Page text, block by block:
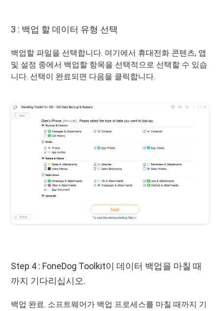
3 : 백업 할 데이터 유형 선택
백업할 파일을 선택합니다. 여기에서 휴대전화 콘텐츠, 앱
및 설정 중에서 백업할 항목을 선택적으로 선택할 수 있습
니다. 선택이 완료되면 다음을 클릭합니다.
Step 4 : FoneDog Toolkit이 데이터 백업을 마칠 때
까지 기다리십시오.
백업 완료. 소프트웨어가 백업 프로세스를 마칠 때까지 기